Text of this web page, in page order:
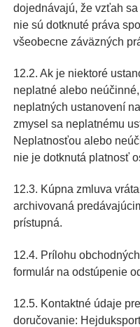
dojednávajú, že vzťah
nie sú dotknuté práva
všeobecne záväzných
12.2. Ak je niektoré
neplatné alebo
neplatných ustanovení
zmysel sa neplatnému
Neplatnosťou alebo
nie je dotknutá platnosť
12.3. Kúpna zmluva
archivovaná
prístupná.
12.4. Prílohu
formulár na odstúpenie
12.5. Kontaktné údaje
doručovanie: